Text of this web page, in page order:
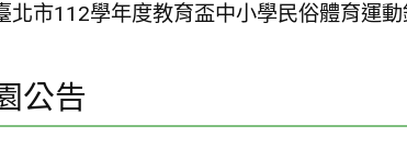
北市112學年度教育盃中小學民俗體育運動
公告